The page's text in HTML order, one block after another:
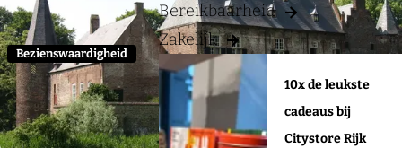
Bereikbaarheid
Zakelijk
10x de leukste
cadeaus bij
Citystore Rijk
e
p
:
e
r
o
p
:
Bezienswaardigheid